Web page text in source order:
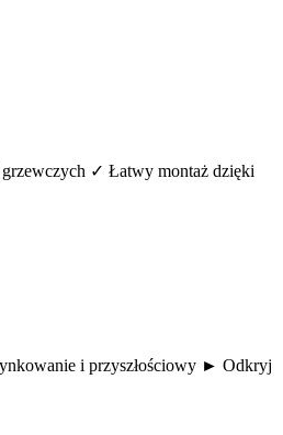
✓ Łatwy montaż dzięki
i przyszłościowy ► Odkryj